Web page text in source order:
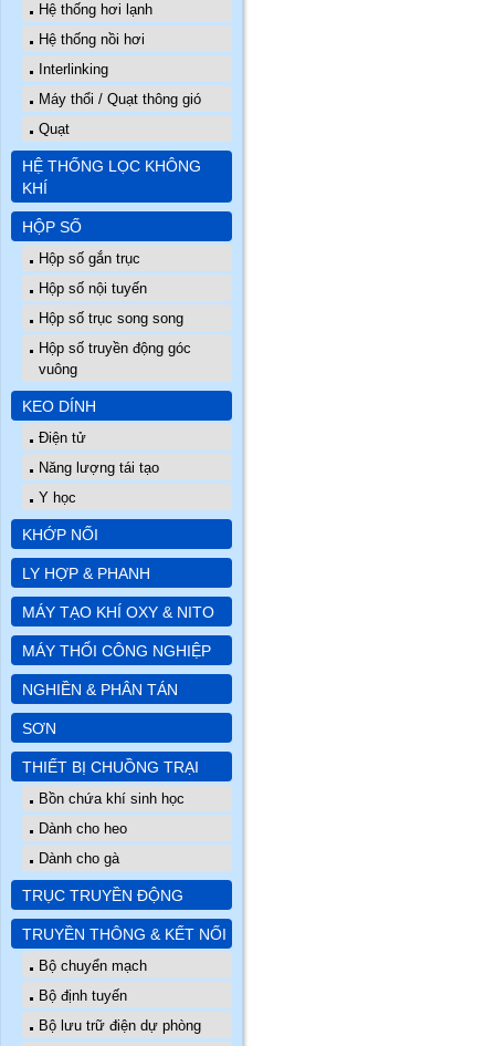
Hệ thống hơi lạnh
Hệ thống nồi hơi
Interlinking
Máy thổi / Quạt thông gió
Quạt
HỆ THỐNG LỌC KHÔNG
KHÍ
HỘP SỐ
Hộp số gắn trục
Hộp số nội tuyến
Hộp số trục song song
Hộp số truyền động góc
vuông
KEO DÍNH
Điện tử
Năng lượng tái tạo
Y học
KHỚP NỐI
LY HỢP & PHANH
MÁY TẠO KHÍ OXY & NITO
MÁY THỔI CÔNG NGHIỆP
NGHIỀN & PHÂN TÁN
SƠN
THIẾT BỊ CHUỒNG TRẠI
Bồn chứa khí sinh học
Dành cho heo
Dành cho gà
TRỤC TRUYỀN ĐỘNG
TRUYỀN THÔNG & KẾT NỐI
Bộ chuyển mạch
Bộ định tuyến
Bộ lưu trữ điện dự phòng